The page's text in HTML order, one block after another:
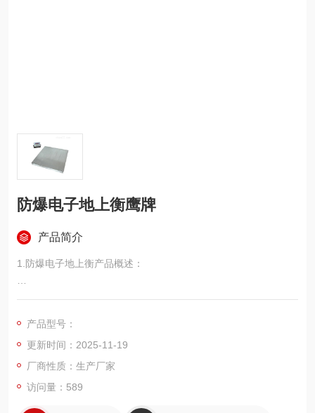
防爆电子地上衡鹰牌
产品简介
1.防爆电子地上衡产品概述：
防爆电子地上衡_防爆电子地磅采用了本安型电路及隔爆防爆技
重量轻、移动维修方便、安全可靠、价格低廉等特点。产品经仪
器仪表防爆安全监督检查站鉴定合格。是厂矿、商家等用于大宗
货物计量的主要称重设备。在二十世纪80年代之前常见的地上衡
一般是利用杠杆原理纯机械构造的机械式地上衡，也称作机械地
产品型号：
更新时间：2025-11-19
厂商性质：生产厂家
访问量：589